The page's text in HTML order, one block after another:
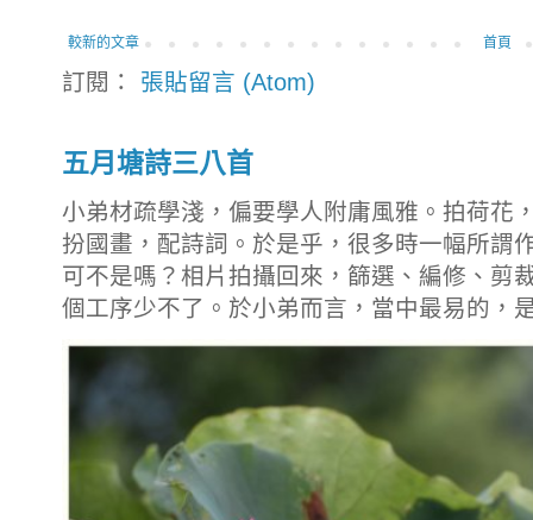
較新的文章 首頁
訂閱： 張貼留言 (Atom)
五月塘詩三八首
小弟材疏學淺，偏要學人附庸風雅。拍荷花
扮國畫，配詩詞。於是乎，很多時一幅所謂
可不是嗎？相片拍攝回來，篩選、編修、剪
個工序少不了。於小弟而言，當中最易的，